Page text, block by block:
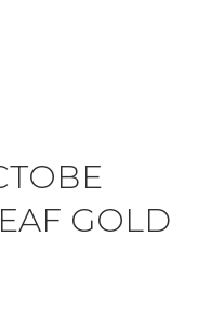
GOLD